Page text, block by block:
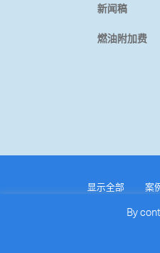
新闻稿
燃油附加费
显示全部 案
COPYRIGHT ©
By